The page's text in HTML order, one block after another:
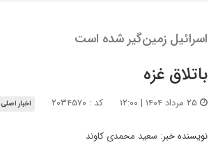
اسرائیل زمین‌گیر شده است
باتلاق غزه
کد : ۲۰۳۴۵۷۰ اخبار اصلی
نویسنده خبر: سعید محمدی کاوند